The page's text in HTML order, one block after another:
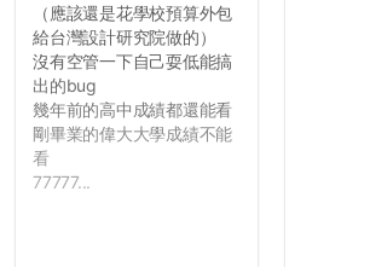
（應該還是花學校預算外包
給台灣設計研究院做的）
沒有空管一下自己耍低能搞
出的bug
幾年前的高中成績都還能看
剛畢業的偉大大學成績不能
看
77777...